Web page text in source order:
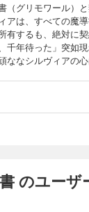
（グリモワール）
は、すべての魔導
有するも、絶対に
年待った」突如現
ななシルヴィアの
のユーザ